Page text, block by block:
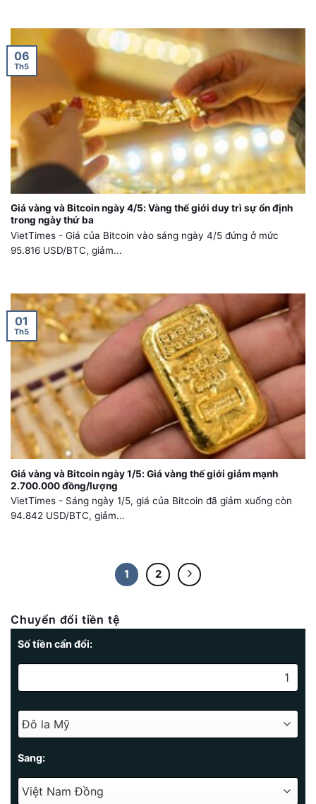
Giá vàng và Bitcoin ngày 4/5: Vàng thế giới duy trì sự ổn định
trong ngày thứ ba
VietTimes - Giá của Bitcoin vào sáng ngày 4/5 đứng ở mức
95.816 USD/BTC, giảm...
06
Th5
Giá vàng và Bitcoin ngày 1/5: Giá vàng thế giới giảm mạnh
2.700.000 đồng/lượng
VietTimes - Sáng ngày 1/5, giá của Bitcoin đã giảm xuống còn
94.842 USD/BTC, giảm...
01
Th5
1 2
Chuyển đổi tiền tệ
Số tiền cẩn đổi:
Sang: